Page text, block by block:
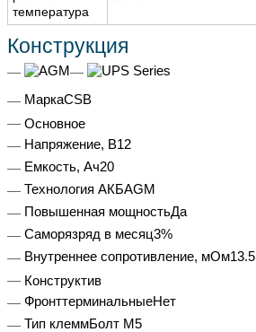
температура
Конструкция
МаркаCSB
Основное
Напряжение, В12
Емкость, Ач20
Технология АКБAGM
Повышенная мощностьДа
Саморязряд в месяц3%
Внутреннее сопротивление, мОм13.5
Конструктив
ФронттерминальныеНет
Тип клеммБолт М5